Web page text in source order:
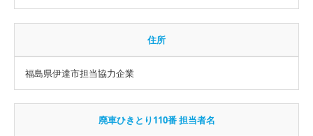
住所
福島県伊達市担当協力企業
廃車ひきとり110番 担当者名